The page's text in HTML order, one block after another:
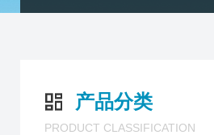
产品分类
PRODUCT CLASSIFICATION